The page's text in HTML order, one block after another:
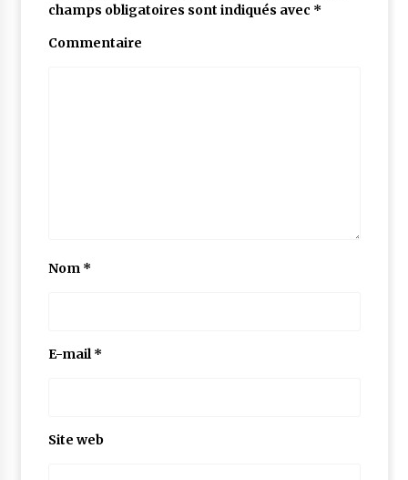
champs obligatoires sont indiqués avec *
Commentaire
Nom *
E-mail*
Site web